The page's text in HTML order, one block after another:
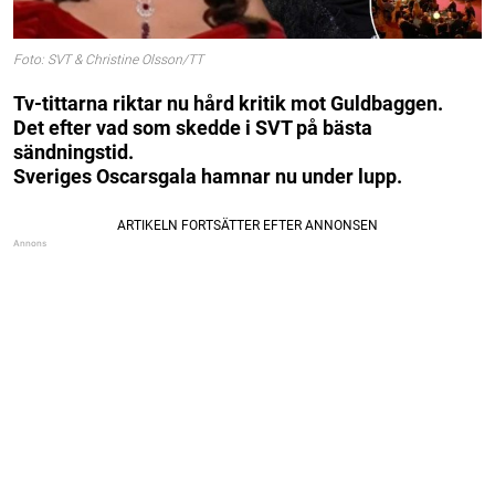
Foto: SVT & Christine Olsson/TT
Tv-tittarna riktar nu hård kritik mot Guldbaggen.
Det efter vad som skedde i SVT på bästa
sändningstid.
Sveriges Oscarsgala hamnar nu under lupp.